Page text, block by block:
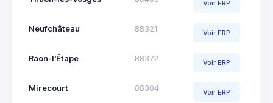
Voir ERP
Neufchâteau 88321 Voir ERP
Raon-l'Étape 88372 Voir ERP
Mirecourt 88304 Voir ERP